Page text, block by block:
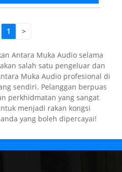
1 >
Antara Muka Audio selama
salah satu pengeluar dan
Muka Audio profesional di
sendiri. Pelanggan berpuas
perkhidmatan yang sangat
menjadi rakan kongsi
yang boleh dipercayai!